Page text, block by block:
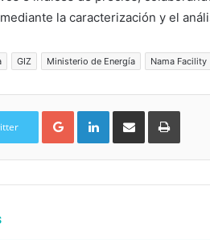
la caracterización y el
GIZ Ministerio de Energía Nama Facility
Google+ LinkedIn